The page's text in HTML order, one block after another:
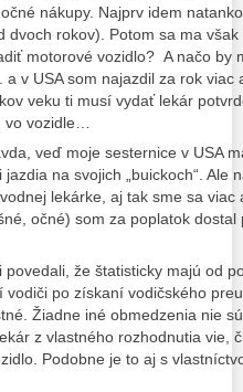
nákupy. Najprv idem
dvoch rokov). Potom sa ma
motorové vozidlo? A načo by
v USA som najazdil za rok
veku ti musí vydať lekár
vozidle…
veď moje sesternice v USA
na svojich „buickoch“. Ale
lekárke, aj tak sme sa
očné) som za poplatok
povedali, že štatisticky majú od
po získaní vodičského
Žiadne iné obmedzenia nie
z vlastného rozhodnutia vie,
Podobne je to aj s